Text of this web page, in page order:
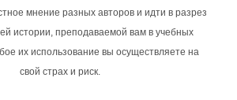
мнение разных авторов и идти в разрез
истории, преподаваемой вам в учебных
их использование вы осуществляете на
свой страх и риск.